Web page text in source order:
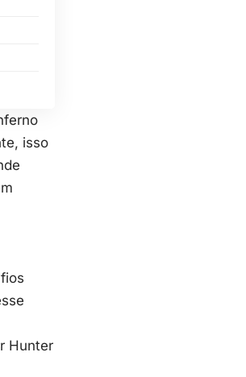
isso
Hunter